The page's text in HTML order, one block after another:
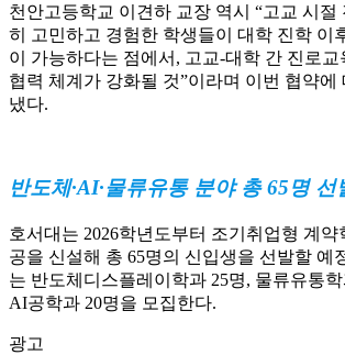
천안고등학교 이견하 교장 역시 “고교 시절
히 고민하고 경험한 학생들이 대학 진학 이
이 가능하다는 점에서, 고교-대학 간 진로교
협력 체계가 강화될 것”이라며 이번 협약에
냈다.
반도체·AI·물류유통 분야 총 65명 선
호서대는 2026학년도부터 조기취업형 계약
공을 신설해 총 65명의 신입생을 선발할 예
는 반도체디스플레이학과 25명, 물류유통
AI공학과 20명을 모집한다.
광고